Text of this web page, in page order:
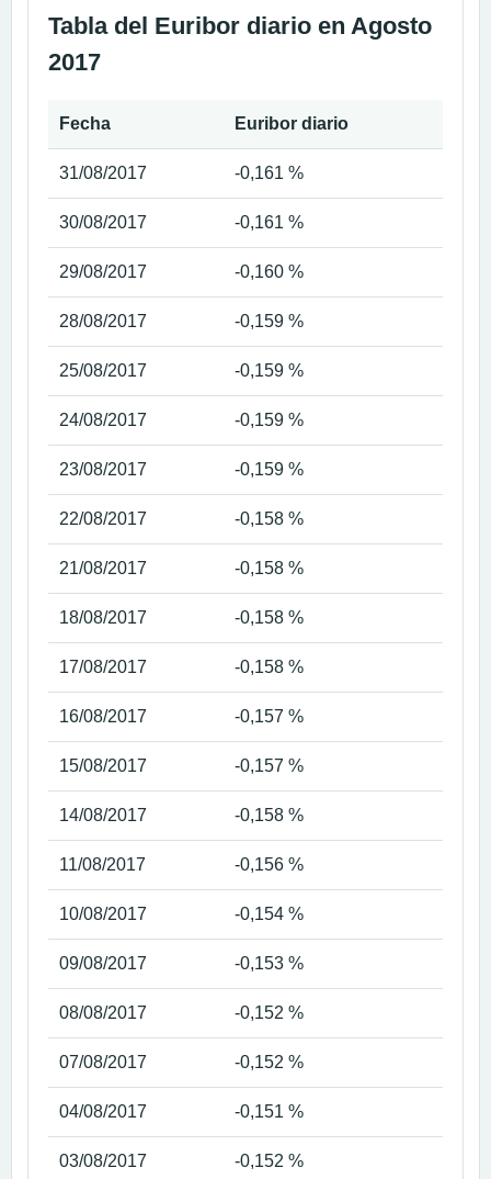
Tabla del Euribor diario en Agosto
2017
Fecha Euribor diario
31/08/2017 -0,161 %
30/08/2017 -0,161 %
29/08/2017 -0,160 %
28/08/2017 -0,159 %
25/08/2017 -0,159 %
24/08/2017 -0,159 %
23/08/2017 -0,159 %
22/08/2017 -0,158 %
21/08/2017 -0,158 %
18/08/2017 -0,158 %
17/08/2017 -0,158 %
16/08/2017 -0,157 %
15/08/2017 -0,157 %
14/08/2017 -0,158 %
11/08/2017 -0,156 %
10/08/2017 -0,154 %
09/08/2017 -0,153 %
08/08/2017 -0,152 %
07/08/2017 -0,152 %
04/08/2017 -0,151 %
03/08/2017 -0,152 %